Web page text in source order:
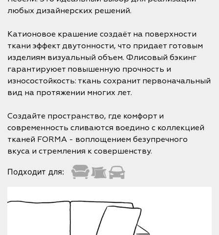
любых дизайнерских решений.
Катионовое крашение создаёт на поверхности
ткани эффект двутонности, что придает готовым
изделиям визуальный объем. Флисовый бэкинг
гарантируюет повышенную прочность и
износостойкость: ткань сохранит первоначальный
вид на протяжении многих лет.
Создайте пространство, где комфорт и
современность сливаются воедино с коллекцией
тканей FORMA - воплощением безупречного
вкуса и стремления к совершенству.
Подходит для: